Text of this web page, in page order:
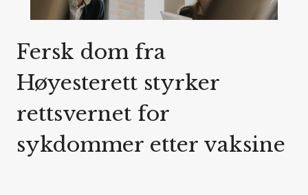
Fersk dom fra
Høyesterett styrker
rettsvernet for
sykdommer etter vaksine